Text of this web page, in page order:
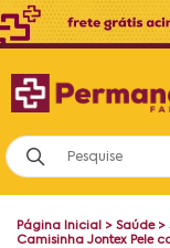
Página Inicial > Saúde>
Camisinha Jontex Pele